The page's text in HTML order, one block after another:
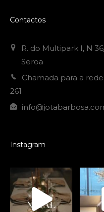
Contactos
R. do Multipark I, N
Seroa
Chamada para a
261
Instagram